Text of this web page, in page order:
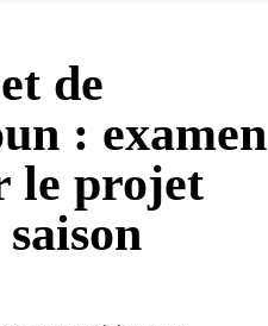
de
: examen
le projet